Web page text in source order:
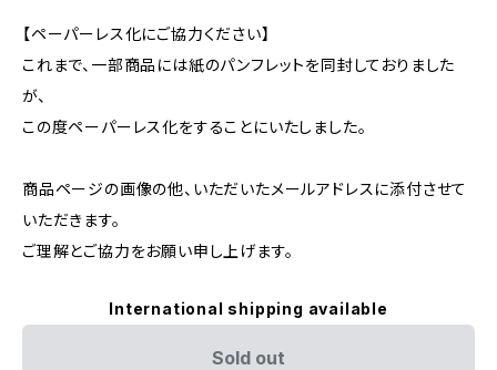
【ペーパーレス化にご協力ください】
これまで、一部商品には紙のパンフレットを同封しておりました
が、
この度ペーパーレス化をすることにいたしました。
商品ページの画像の他、いただいたメールアドレスに添付させて
いただきます。
ご理解とご協力をお願い申し上げます。
International shipping available
Sold out